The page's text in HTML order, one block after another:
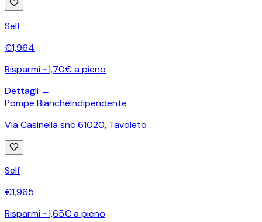
Self
€1,964
Risparmi ~1,70€ a pieno
Dettagli →
Pompe BiancheIndipendente
Via Casinella snc 61020, Tavoleto
Self
€1,965
Risparmi ~1,65€ a pieno